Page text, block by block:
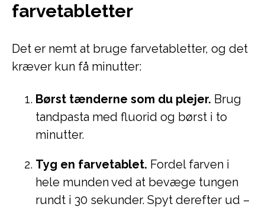
farvetabletter
Det er nemt at bruge farvetabletter, og det
kræver kun få minutter:
Børst tænderne som du plejer. Brug
tandpasta med fluorid og børst i to
minutter.
Tyg en farvetablet. Fordel farven i
hele munden ved at bevæge tungen
rundt i 30 sekunder. Spyt derefter ud –